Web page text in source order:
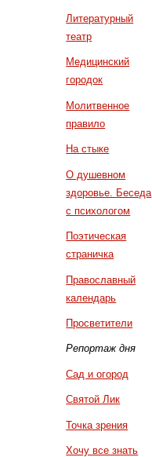
Литературный
театр
Медицинский
городок
Молитвенное
правило
На стыке
О душевном
здоровье. Беседа
с психологом
Поэтическая
страничка
Православный
календарь
Просветители
Репортаж дня
Сад и огород
Святой Лик
Точка зрения
Хочу все знать